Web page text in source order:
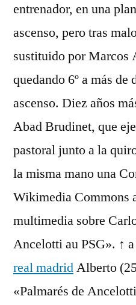
entrenador, en una
ascenso, pero tras
sustituido por Marcos
quedando 6º a más de
ascenso. Diez años
Abad Brudinet, que
pastoral junto a la
la misma mano una
Wikimedia Commons
multimedia sobre
Ancelotti au PSG». ↑
real madridAlberto
«Palmarés de